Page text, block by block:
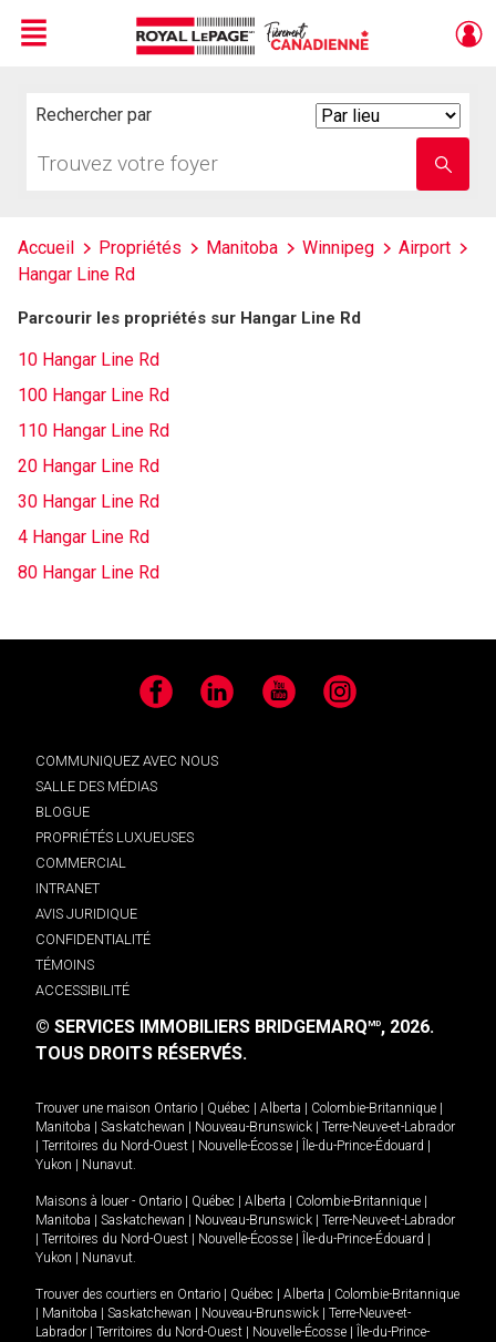
Menu
Rechercher par
votre
nom
Accueil Propriétés Manitoba Winnipeg
Airport
Hangar Line Rd
Parcourir les propriétés sur Hangar Line Rd
10 Hangar Line Rd
100 Hangar Line Rd
110 Hangar Line Rd
20 Hangar Line Rd
30 Hangar Line Rd
4 Hangar Line Rd
80 Hangar Line Rd
Facebook LinkedIn YouTube Instagram
COMMUNIQUEZ AVEC NOUS
SALLE DES MÉDIAS
BLOGUE
PROPRIÉTÉS LUXUEUSES
COMMERCIAL
INTRANET
AVIS JURIDIQUE
CONFIDENTIALITÉ
TÉMOINS
ACCESSIBILITÉ
© SERVICES IMMOBILIERS BRIDGEMARQMD, 2026.
TOUS DROITS RÉSERVÉS.
Trouver une maison Ontario Québec Alberta Colombie-Britannique
Manitoba
Saskatchewan Nouveau-Brunswick
Terre-Neuve-et-Labrador
Territoires du Nord-Ouest Nouvelle-Écosse Île-du-Prince-Édouard
Yukon
Nunavut.
Maisons à louer - Ontario Québec Alberta Colombie-Britannique
Manitoba
Saskatchewan Nouveau-Brunswick
Terre-Neuve-et-Labrador
Territoires du Nord-Ouest Nouvelle-Écosse Île-du-Prince-Édouard
Yukon
Nunavut.
Trouver des courtiers en Ontario Québec Alberta
Colombie-Britannique
Manitoba Saskatchewan Nouveau-Brunswick
Terre-Neuve-et-
Labrador
Territoires du Nord-Ouest Nouvelle-Écosse
Île-du-Prince-